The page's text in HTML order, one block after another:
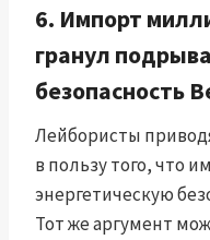
6. Импорт
гранул
безопасность
Лейбористы
в пользу того, что
энергетическую
Тот же аргумент